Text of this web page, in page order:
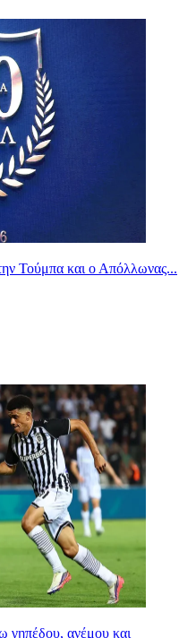
Τούμπα και ο Απόλλωνας...
γηπέδου, ανέμου και